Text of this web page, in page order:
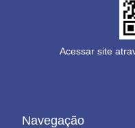
Acessar site
Navegação